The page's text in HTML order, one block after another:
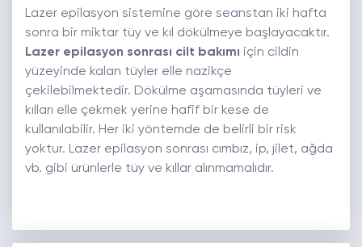
Lazer epilasyon sistemine göre seanstan iki hafta
sonra bir miktar tüy ve kıl dökülmeye başlayacaktır.
Lazer epilasyon sonrası cilt bakımı için cildin
yüzeyinde kalan tüyler elle nazikçe
çekilebilmektedir. Dökülme aşamasında tüyleri ve
kılları elle çekmek yerine hafif bir kese de
kullanılabilir. Her iki yöntemde de belirli bir risk
yoktur. Lazer epilasyon sonrası cımbız, ip, jilet, ağda
vb. gibi ürünlerle tüy ve kıllar alınmamalıdır.